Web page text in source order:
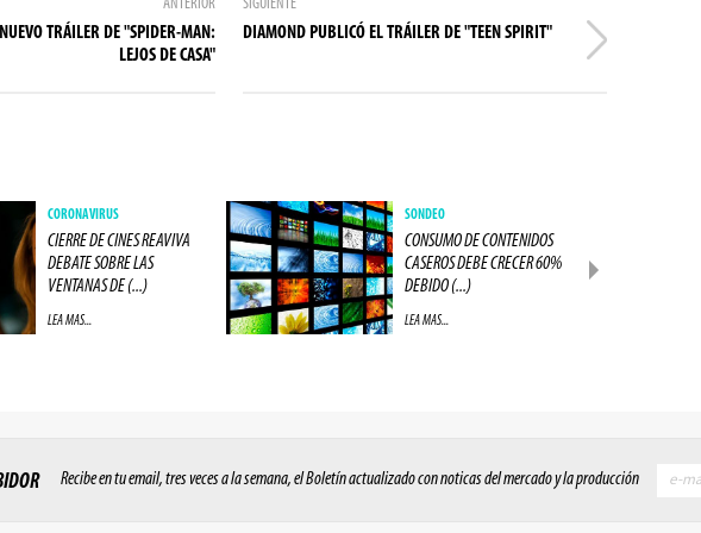
ANTERIOR
TRÁILER DE "SPIDER-MAN:
LEJOS DE CASA"
SIGUIENTE
DIAMOND PUBLICÓ EL TRÁILER DE "TEEN SPIRIT"
CORONAVIRUS
CIERRE DE CINES REAVIVA
DEBATE SOBRE LAS
VENTANAS DE (...)
LEA MAS...
SONDEO
CONSUMO DE CONTENIDOS
CASEROS DEBE CRECER 60%
DEBIDO (...)
LEA MAS...
Recibe en tu email, tres veces a la semana, el Boletín actualizado con noticas del mercado y la producción